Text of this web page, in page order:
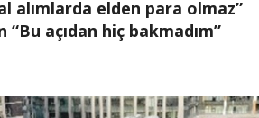
alımlarda elden para olmaz”
açıdan hiç bakmadım”